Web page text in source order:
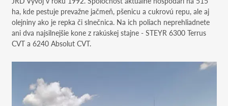
ha, kde pestuje prevažne jačmeň, pšenicu a cukrovú repu, ale aj
olejniny ako je repka či slnečnica. Na ich poliach neprehliadnete
ani dva najsilnejšie kone z rakúskej stajne - STEYR 6300 Terrus
CVT a 6240 Absolut CVT.